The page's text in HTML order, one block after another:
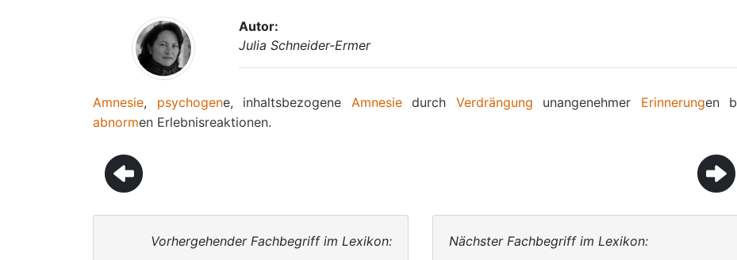
Autor:
Julia Schneider-Ermer
Amnesie, psychogene, inhaltsbezogene Amnesiedurch Verdrängung unangenehmer Erinnerungen
abnormen Erlebnisreaktionen.
Vorhergehender Fachbegriff im Lexikon: Nächster Fachbegriff im Lexikon: